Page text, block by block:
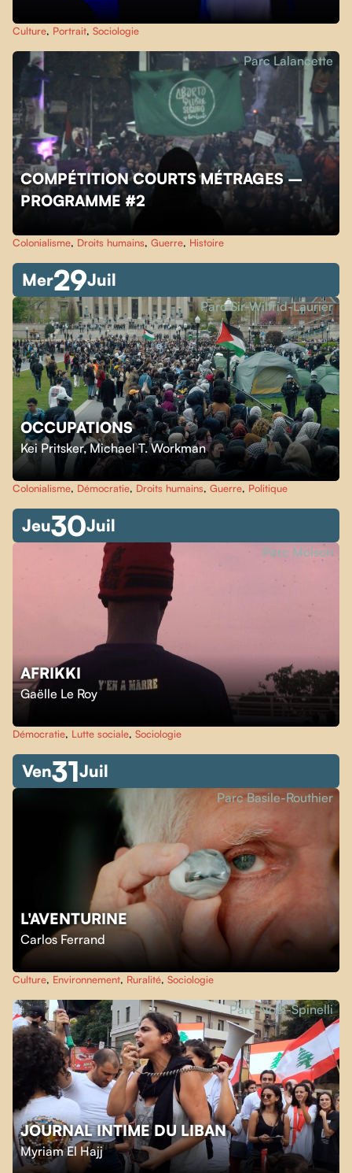
Culture, Portrait, Sociologie
COMPÉTITION COURTS MÉTRAGES –
PROGRAMME #2
Parc Lalancette
Colonialisme, Droits humains, Guerre, Histoire
Mer29Juil
OCCUPATIONS
Kei Pritsker,Michael T. Workman
Parc Sir-Wilfrid-Laurier
Colonialisme, Démocratie, Droits humains, Guerre, Politique
Jeu30Juil
AFRIKKI
Gaëlle Le Roy
Parc Molson
Démocratie, Lutte sociale, Sociologie
Ven31Juil
L'AVENTURINE
Carlos Ferrand
Parc Basile-Routhier
Culture, Environnement, Ruralité, Sociologie
JOURNAL INTIME DU LIBAN
Myriam El Hajj
Parc Noël-Spinelli